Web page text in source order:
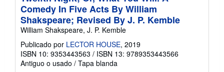
Comedy In Five Acts By William
Shakspeare; Revised By J. P. Kemble
William Shakspeare, J. P. Kemble
Publicado por LECTOR HOUSE, 2019
ISBN 10: 9353443563 / ISBN 13: 9789353443566
Antiguo o usado / Tapa blanda